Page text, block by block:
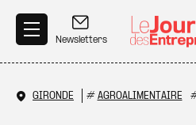
Newsletters
GIRONDE # AGROALIMENTAIRE